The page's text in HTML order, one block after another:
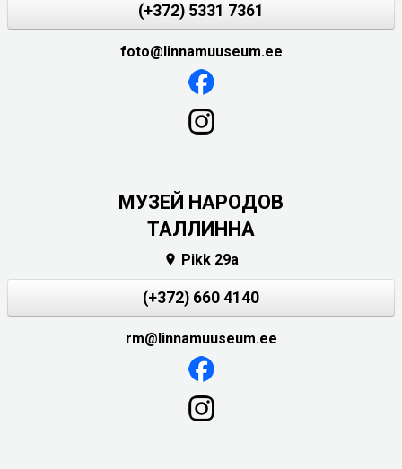
(+372) 5331 7361
foto@linnamuuseum.ee
MУЗЕЙ НАРОДОВ
ТАЛЛИННА
 Pikk 29a
(+372) 660 4140
rm@linnamuuseum.ee